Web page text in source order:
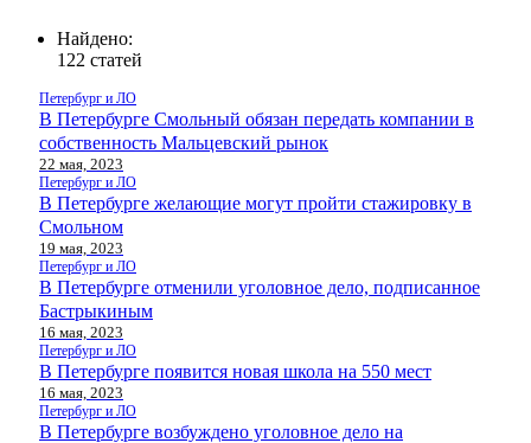
Найдено:
122 статей
Петербург и ЛО
В Петербурге Смольный обязан передать компании в
собственность Мальцевский рынок
22 мая, 2023
Петербург и ЛО
В Петербурге желающие могут пройти стажировку в
Смольном
19 мая, 2023
Петербург и ЛО
В Петербурге отменили уголовное дело, подписанное
Бастрыкиным
16 мая, 2023
Петербург и ЛО
В Петербурге появится новая школа на 550 мест
16 мая, 2023
Петербург и ЛО
В Петербурге возбуждено уголовное дело на